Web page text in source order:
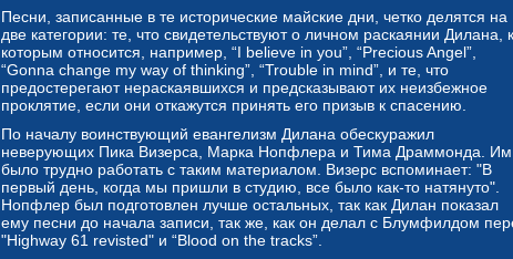
Песни, записанные в те исторические майские дни, четко делятся на
две категории: те, что свидетельствуют о личном раскаянии Дилана, к
которым относится, например, “I believe in you”, “Precious Angel”,
“Gonna change my way of thinking”, “Trouble in mind”, и те, что
предостерегают нераскаявшихся и предсказывают их неизбежное
проклятие, если они откажутся принять его призыв к спасению.
По началу воинствующий евангелизм Дилана обескуражил
неверующих Пика Визерса, Марка Нопфлера и Тима Драммонда. Им
было трудно работать с таким материалом. Визерс вспоминает: "В
первый день, когда мы пришли в студию, все было как-то натянуто".
Нопфлер был подготовлен лучше остальных, так как Дилан показал
ему песни до начала записи, так же, как он делал с Блумфилдом
"Highway 61 revisted" и “Blood on the tracks”.